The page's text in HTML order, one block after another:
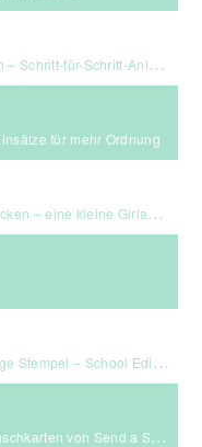
Schritt-Anleitung & Kosten
für mehr Ordnung
Girlande für euer Zuhause ☆
#BackToSchool + Gewinnspiel
von Send a Smile